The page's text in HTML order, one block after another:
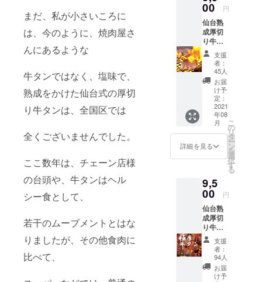
まだ、私が小さいころに
は、今のように、焼肉屋さ
んにあるような
牛タンではなく、塩味で、
熟成をかけた仙台式の厚切
り牛タンは、全国区では
全くございませんでした。
ここ数年は、チェーン店様
の台頭や、牛タンはヘル
シー食として、
若干のムーブメントとはな
りましたが、その他食肉に
比べて、
00 円
仙台熟
成厚切
り牛タ
ン500ｇ
をお送
りいた
しま
す。※送
料込み
※離島の
支援者
様はヤ
マト
クール
便が、
利用可
合に限
らせて
頂きま
すの
で、予
めご確
認の
上、ご
支援く
ださい
ませ。
支援
者：
45人
お届
け予
定：
2021
年08
月
詳細を見る
こ
の
リ
タ
ー
ン
を
選
択
す
る
9,5
00 円
仙台熟
成厚切
り牛タ
ン1kｇ
をお送
りいた
しま
す。※送
支援
者：
94人
お届
け予